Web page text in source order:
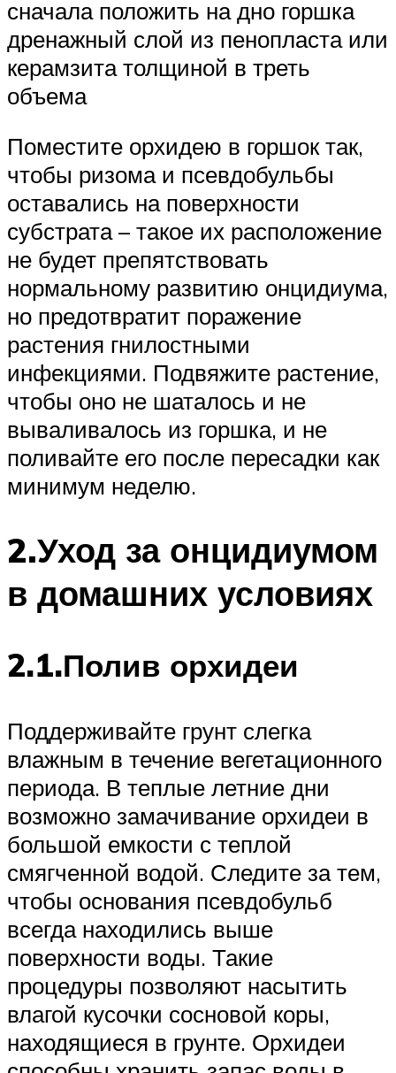
сначала положить на дно горшка
дренажный слой из пенопласта или
керамзита толщиной в треть
объема
Поместите орхидею в горшок так,
чтобы ризома и псевдобульбы
оставались на поверхности
субстрата – такое их расположение
не будет препятствовать
нормальному развитию онцидиума,
но предотвратит поражение
растения гнилостными
инфекциями. Подвяжите растение,
чтобы оно не шаталось и не
вываливалось из горшка, и не
поливайте его после пересадки как
минимум неделю.
2.Уход за онцидиумом
в домашних условиях
2.1.Полив орхидеи
Поддерживайте грунт слегка
влажным в течение вегетационного
периода. В теплые летние дни
возможно замачивание орхидеи в
большой емкости с теплой
смягченной водой. Следите за тем,
чтобы основания псевдобульб
всегда находились выше
поверхности воды. Такие
процедуры позволяют насытить
влагой кусочки сосновой коры,
находящиеся в грунте. Орхидеи